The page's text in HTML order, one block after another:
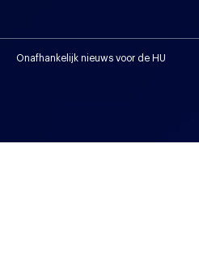
Onafhankelijk nieuws voor de HU